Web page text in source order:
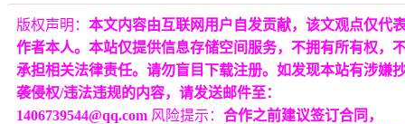
版权声明： 本文内容由互联网用户自发贡献，该文观点仅代
作者本人。本站仅提供信息存储空间服务，不拥有所有权，
承担相关法律责任。请勿盲目下载注册。如发现本站有涉嫌
袭侵权/违法违规的内容，请发送邮件至：
1406739544@qq.com 风险提示： 合作之前建议签订合同，